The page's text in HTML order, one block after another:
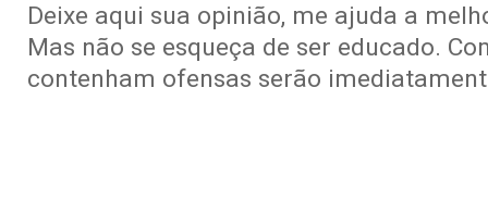
Deixe aqui sua opinião, me ajuda a
Mas não se esqueça de ser educado.
contenham ofensas serão